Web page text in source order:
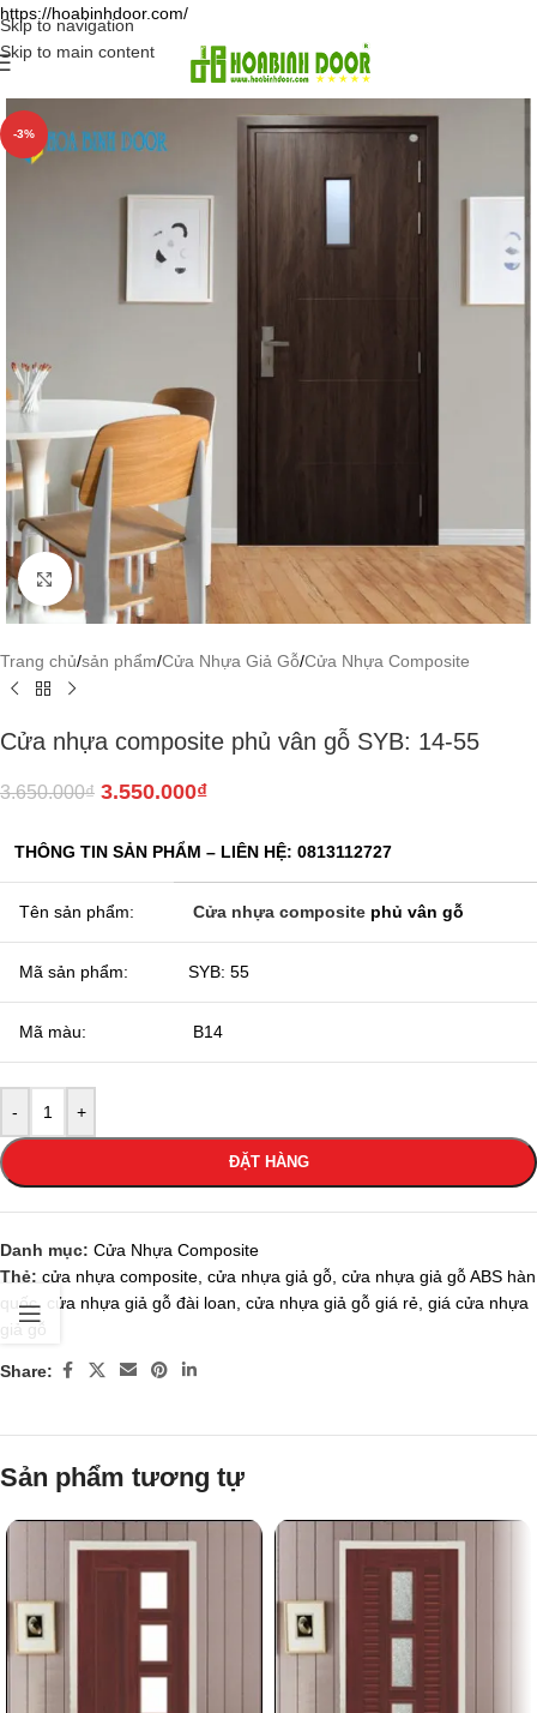
https://hoabinhdoor.com/
Skip to navigation
Skip to main content
-3%
Click to enlarge
Trang chủ/sản phẩm/Cửa Nhựa Giả Gỗ/Cửa Nhựa Composite
Cửa nhựa composite phủ vân gỗ SYB: 14-55
3.650.000₫ 3.550.000₫
THÔNG TIN SẢN PHẨM – LIÊN HỆ: 0813112727
Tên sản phẩm: Cửa nhựa composite phủ vân gỗ
Mã sản phẩm: SYB: 55
Mã màu: B14
- +
ĐẶT HÀNG
Danh mục: Cửa Nhựa Composite
Thẻ: cửa nhựa composite cửa nhựa giả gỗ cửa nhựa giả gỗ ABS hàn
quốc, cửa nhựa giả gỗ đài loan cửa nhựa giả gỗ giá rẻ giá cửa nhựa
giả gỗ
Share:
Sản phẩm tương tự